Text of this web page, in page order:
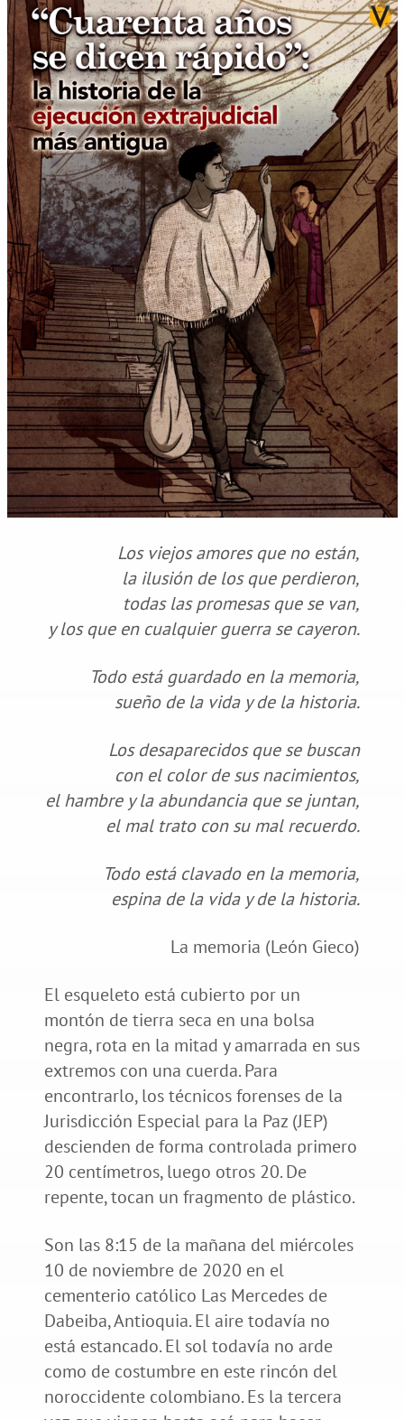
Los viejos amores que no están,
la ilusión de los que perdieron,
todas las promesas que se van,
y los que en cualquier guerra se cayeron.
Todo está guardado en la memoria,
sueño de la vida y de la historia.
Los desaparecidos que se buscan
con el color de sus nacimientos,
el hambre y la abundancia que se juntan,
el mal trato con su mal recuerdo.
Todo está clavado en la memoria,
espina de la vida y de la historia.
La memoria (León Gieco)
El esqueleto está cubierto por un
montón de tierra seca en una bolsa
negra, rota en la mitad y amarrada en sus
extremos con una cuerda. Para
encontrarlo, los técnicos forenses de la
Jurisdicción Especial para la Paz (JEP)
descienden de forma controlada primero
20 centímetros, luego otros 20. De
repente, tocan un fragmento de plástico.
Son las 8:15 de la mañana del miércoles
10 de noviembre de 2020 en el
cementerio católico Las Mercedes de
Dabeiba, Antioquia. El aire todavía no
está estancado. El sol todavía no arde
como de costumbre en este rincón del
noroccidente colombiano. Es la tercera